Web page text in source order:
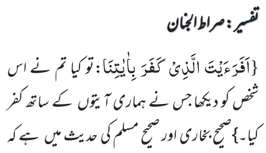
تفسیر : ‎صراط الجنان
{اَفَرَءَیْتَ الَّذِیْ كَفَرَ بِاٰیٰتِنَا:تو کیا تم نے اس
شخص کو دیکھا جس نے ہماری آیتوں کے ساتھ کفر
کیا۔}صحیح بخاری اور صحیح مسلم کی حدیث میں ہے کہ